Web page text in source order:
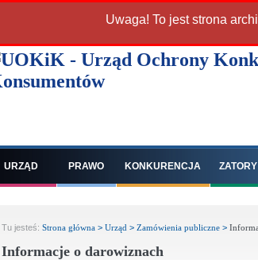
Uwaga! To jest strona
URZĄD PRAWO KONKURENCJA
Tu jesteś: Strona główna> Urząd > Zamówienia publiczne>
Informacje o darowiznach